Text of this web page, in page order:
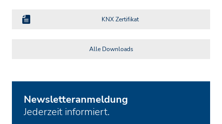
KNX Zertifikat
Alle Downloads
Newsletteranmeldung
Jederzeit informiert.